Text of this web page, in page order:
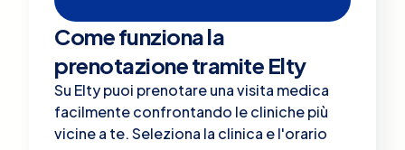
Come funziona la
prenotazione tramite Elty
Su Elty puoi prenotare una visita medica
facilmente confrontando le cliniche più
vicine a te. Seleziona la clinica e l'orario